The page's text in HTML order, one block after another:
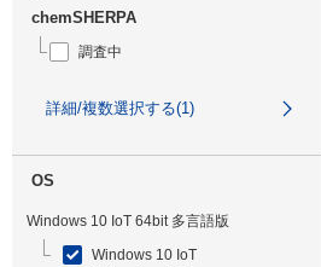
chemSHERPA
調査中
詳細/複数選択する(1)
OS
Windows 10 IoT 64bit 多言語版
Windows 10 IoT